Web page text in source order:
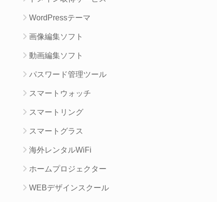
WordPressテーマ
画像編集ソフト
動画編集ソフト
パスワード管理ツール
スマートウォッチ
スマートリング
スマートグラス
海外レンタルWiFi
ホームプロジェクター
WEBデザインスクール